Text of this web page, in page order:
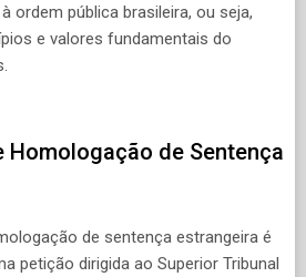
ordem pública brasileira, ou seja,
e valores fundamentais do
Homologação de Sentença
de sentença estrangeira é
petição dirigida ao Superior Tribunal